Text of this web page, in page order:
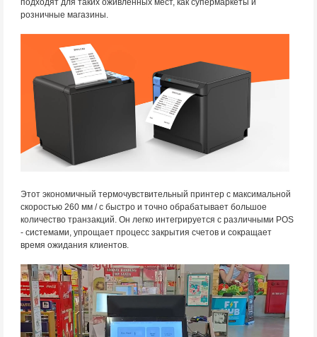
розничные магазины.
Этот экономичный термочувствительный принтер с максимальной
скоростью 260 мм / с быстро и точно обрабатывает большое
количество транзакций. Он легко интегрируется с различными POS
- системами, упрощает процесс закрытия счетов и сокращает
время ожидания клиентов.